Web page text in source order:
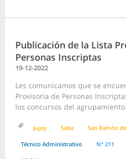
Publicación de la Lista
Personas Inscriptas
19-12-2022
Les comunicamos que se
Provisoria de Personas
los concursos del agrupamiento
Jujuy Salta San Ramón
Técnico Administrativo N° 211